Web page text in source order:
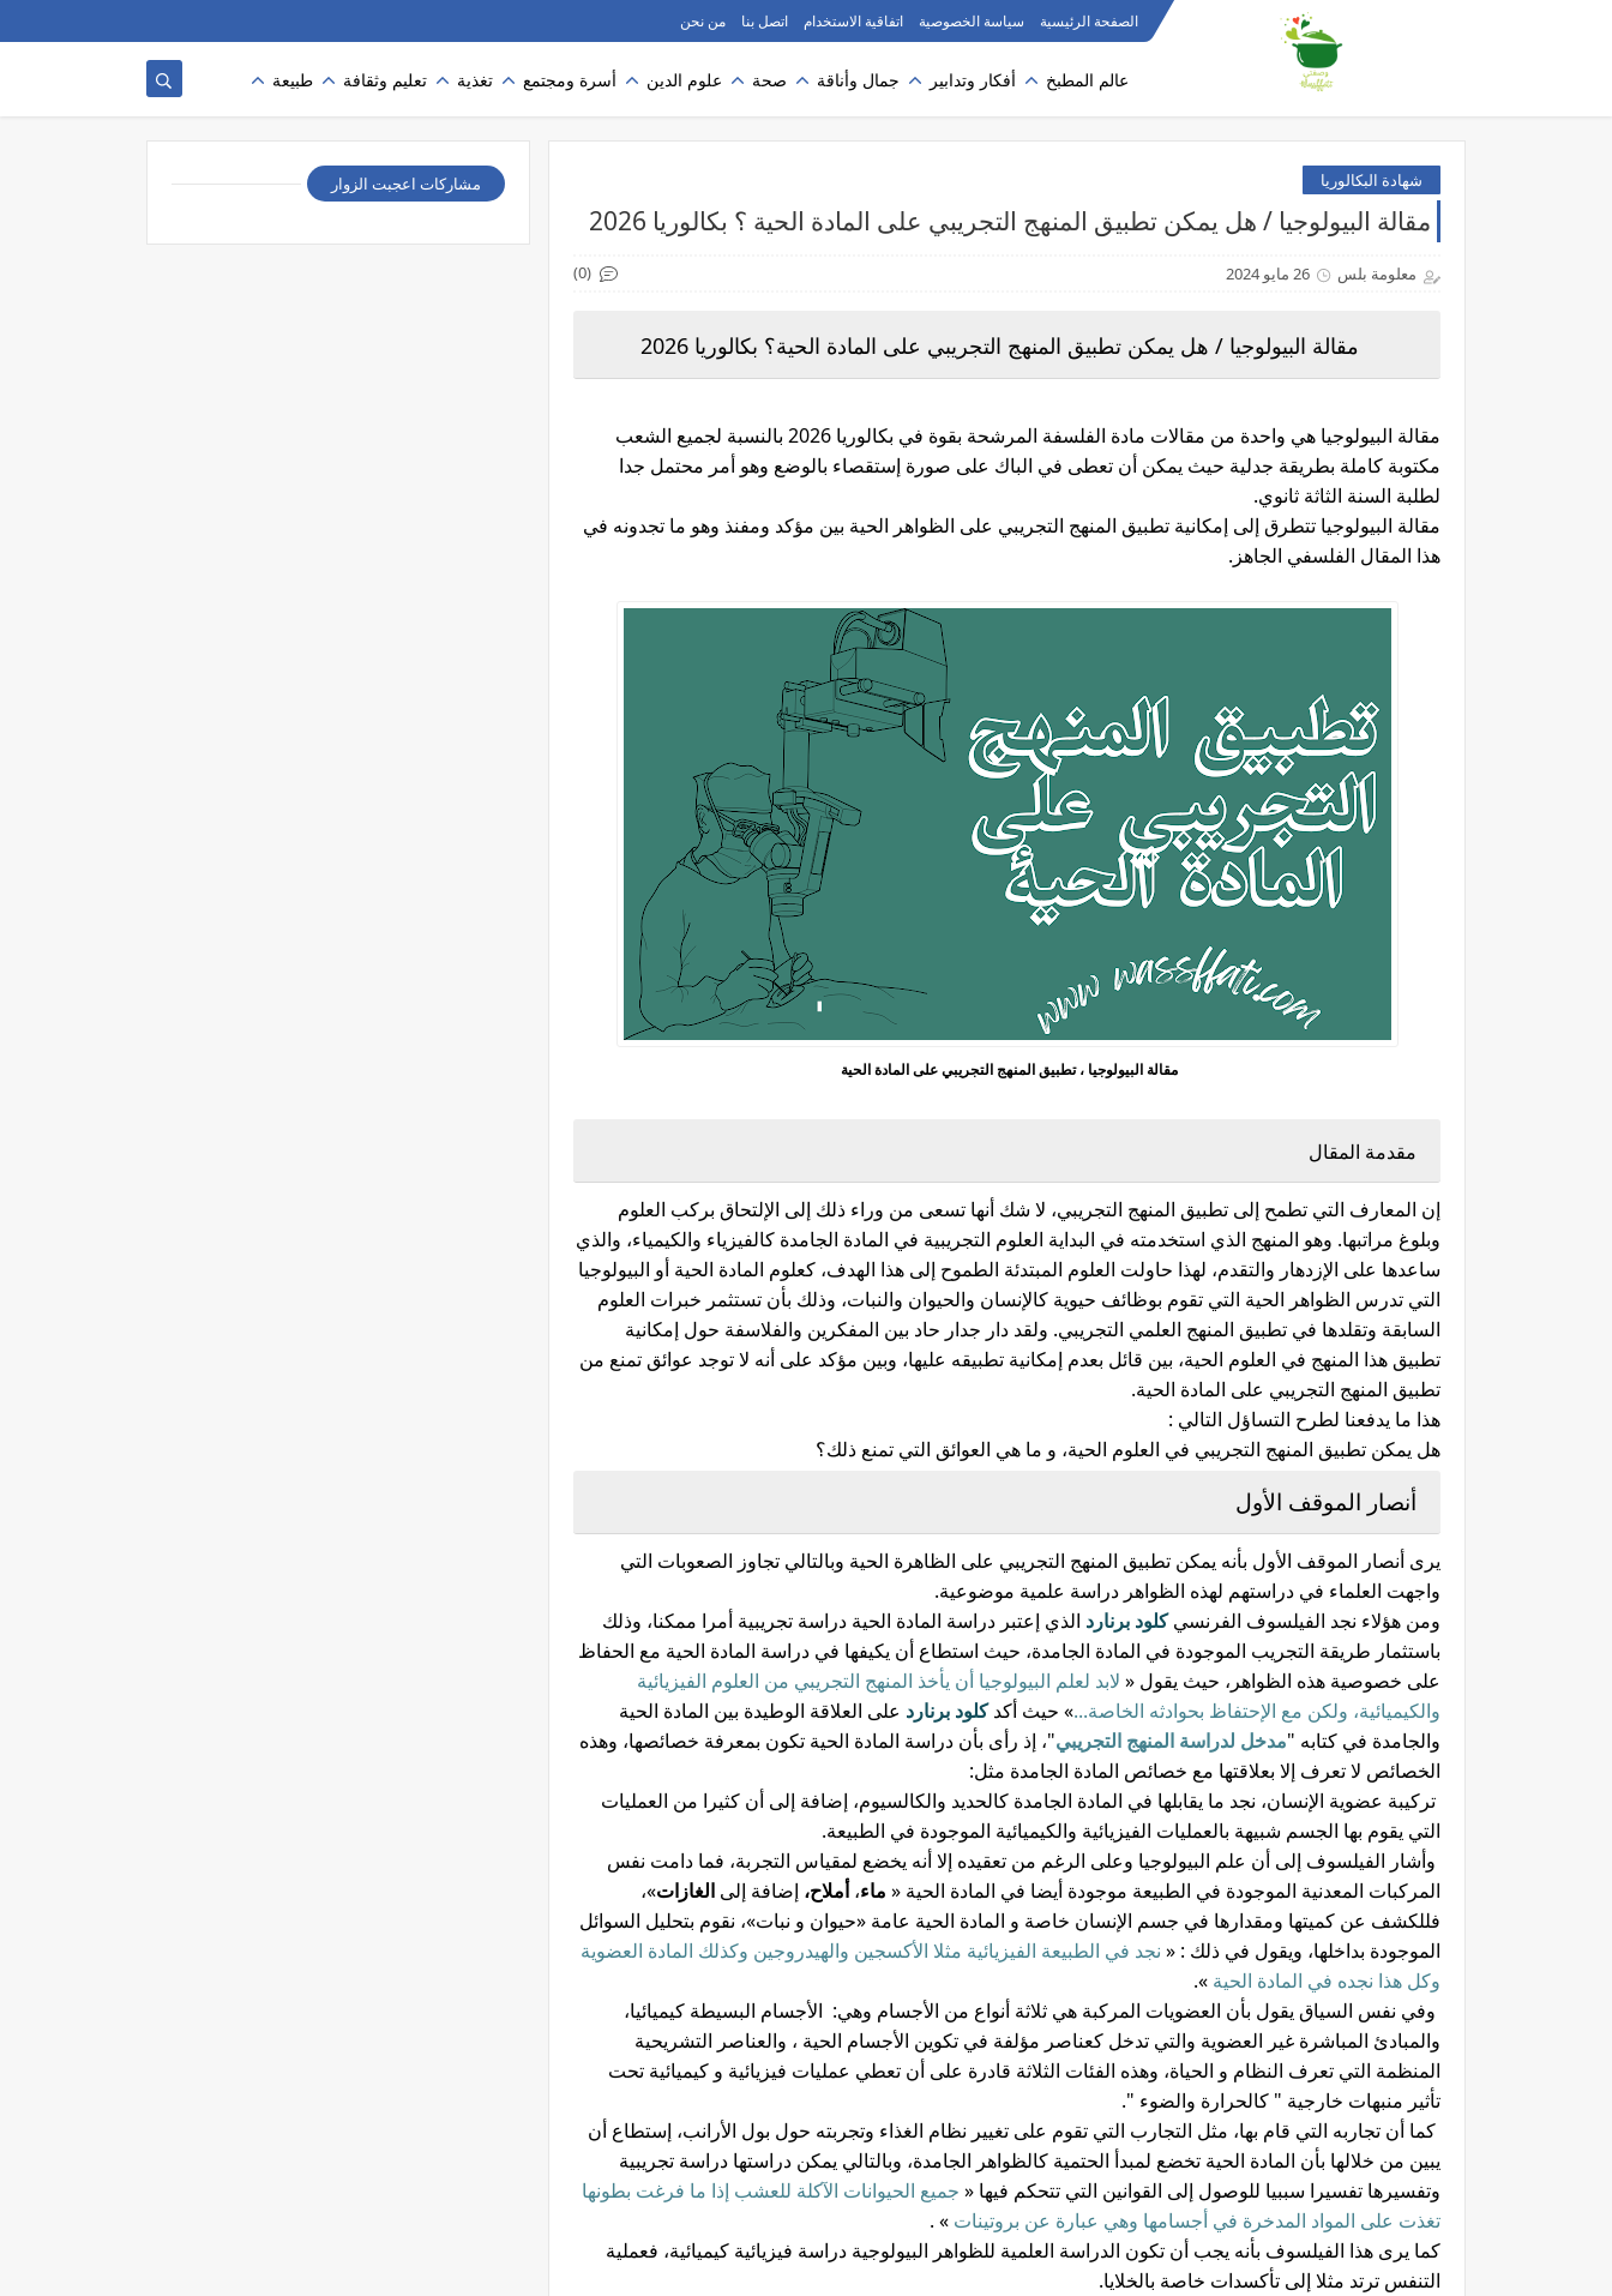
الصفحة الرئيسية سياسة الخصوصية اتفاقية الاستخدام اتصل بنا من نحن
عالم المطبخ أفكار وتدابير جمال وأناقة صحة علوم الدين أسرة ومجتمع تغذية تعليم وثقافة طبيعة
شهادة البكالوريا
مقالة البيولوجيا / هل يمكن تطبيق المنهج التجريبي على المادة الحية ؟ بكالوريا 2026
معلومة بلس 26 مايو 2024 (0)
مقالة البيولوجيا / هل يمكن تطبيق المنهج التجريبي على المادة الحية؟ بكالوريا 2026
مقالة البيولوجيا هي واحدة من مقالات مادة الفلسفة المرشحة بقوة في بكالوريا 2026 بالنسبة لجميع الشعب
مكتوبة كاملة بطريقة جدلية حيث يمكن أن تعطى في الباك على صورة إستقصاء بالوضع وهو أمر محتمل جدا
لطلبة السنة الثاثة ثانوي.
مقالة البيولوجيا تتطرق إلى إمكانية تطبيق المنهج التجريبي على الظواهر الحية بين مؤكد ومفنذ وهو ما تجدونه في
هذا المقال الفلسفي الجاهز.
مقالة البيولوجيا ، تطبيق المنهج التجريبي على المادة الحية
مقدمة المقال
إن المعارف التي تطمح إلى تطبيق المنهج التجريبي، لا شك أنها تسعى من وراء ذلك إلى الإلتحاق بركب العلوم
وبلوغ مراتبها. وهو المنهج الذي استخدمته في البداية العلوم التجريبية في المادة الجامدة كالفيزياء والكيمياء، والذي
ساعدها على الإزدهار والتقدم، لهذا حاولت العلوم المبتدئة الطموح إلى هذا الهدف، كعلوم المادة الحية أو البيولوجيا
التي تدرس الظواهر الحية التي تقوم بوظائف حيوية كالإنسان والحيوان والنبات، وذلك بأن تستثمر خبرات العلوم
السابقة وتقلدها في تطبيق المنهج العلمي التجريبي. ولقد دار جدار حاد بين المفكرين والفلاسفة حول إمكانية
تطبيق هذا المنهج في العلوم الحية، بين قائل بعدم إمكانية تطبيقه عليها، وبين مؤكد على أنه لا توجد عوائق تمنع من
تطبيق المنهج التجريبي على المادة الحية.
هذا ما يدفعنا لطرح التساؤل التالي :
هل يمكن تطبيق المنهج التجريبي في العلوم الحية، و ما هي العوائق التي تمنع ذلك؟
أنصار الموقف الأول
يرى أنصار الموقف الأول بأنه يمكن تطبيق المنهج التجريبي على الظاهرة الحية وبالتالي تجاوز الصعوبات التي
واجهت العلماء في دراستهم لهذه الظواهر دراسة علمية موضوعية.
ومن هؤلاء نجد الفيلسوف الفرنسيكلود برنارد الذي إعتبر دراسة المادة الحية دراسة تجريبية أمرا ممكنا، وذلك
باستثمار طريقة التجريب الموجودة في المادة الجامدة، حيث استطاع أن يكيفها في دراسة المادة الحية مع الحفاظ
على خصوصية هذه الظواهر، حيث يقول « لابد لعلم البيولوجيا أن يأخذ المنهج التجريبي من العلوم الفيزيائية
والكيميائية، ولكن مع الإحتفاظ بحوادثه الخاصة...» حيث أكدكلود برنارد على العلاقة الوطيدة بين المادة الحية
والجامدة في كتابه "مدخل لدراسة المنهج التجريبي"، إذ رأى بأن دراسة المادة الحية تكون بمعرفة خصائصها، وهذه
الخصائص لا تعرف إلا بعلاقتها مع خصائص المادة الجامدة مثل:
تركيبة عضوية الإنسان، نجد ما يقابلها في المادة الجامدة كالحديد والكالسيوم، إضافة إلى أن كثيرا من العمليات
التي يقوم بها الجسم شبيهة بالعمليات الفيزيائية والكيميائية الموجودة في الطبيعة.
وأشار الفيلسوف إلى أن علم البيولوجيا وعلى الرغم من تعقيده إلا أنه يخضع لمقياس التجربة، فما دامت نفس
المركبات المعدنية الموجودة في الطبيعة موجودة أيضا في المادة الحية « ماء،أملاح، إضافة إلى الغازات»،
فللكشف عن كميتها ومقدارها في جسم الإنسان خاصة و المادة الحية عامة «حيوان و نبات»، نقوم بتحليل السوائل
الموجودة بداخلها، ويقول في ذلك : « نجد في الطبيعة الفيزيائية مثلا الأكسجين والهيدروجين وكذلك المادة العضوية
وكل هذا نجده في المادة الحية ».
وفي نفس السياق يقول بأن العضويات المركبة هي ثلاثة أنواع من الأجسام وهي: الأجسام البسيطة كيميائيا،
والمبادئ المباشرة غير العضوية والتي تدخل كعناصر مؤلفة في تكوين الأجسام الحية ، والعناصر التشريحية
المنظمة التي تعرف النظام و الحياة، وهذه الفئات الثلاثة قادرة على أن تعطي عمليات فيزيائية و كيميائية تحت
تأثير منبهات خارجية " كالحرارة والضوء ".
كما أن تجاربه التي قام بها، مثل التجارب التي تقوم على تغيير نظام الغذاء وتجربته حول بول الأرانب، إستطاع أن
يبين من خلالها بأن المادة الحية تخضع لمبدأ الحتمية كالظواهر الجامدة، وبالتالي يمكن دراستها دراسة تجريبية
وتفسيرها تفسيرا سببيا للوصول إلى القوانين التي تتحكم فيها « جميع الحيوانات الآكلة للعشب إذا ما فرغت بطونها
تغذت على المواد المدخرة في أجسامها وهي عبارة عن بروتينات » .
كما يرى هذا الفيلسوف بأنه يجب أن تكون الدراسة العلمية للظواهر البيولوجية دراسة فيزيائية كيميائية، فعملية
التنفس ترتد مثلا إلى تأكسدات خاصة بالخلايا.
مشاركات اعجبت الزوار